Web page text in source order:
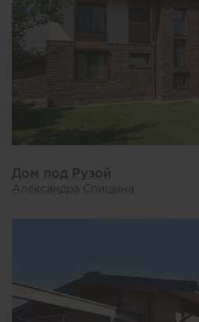
Дом под Рузой
Александра Спицына